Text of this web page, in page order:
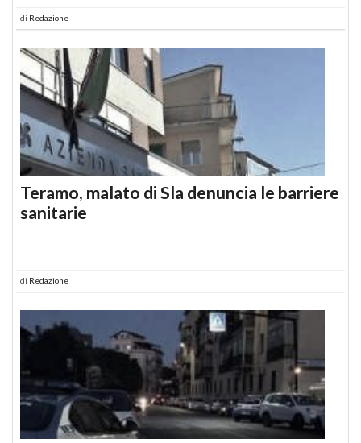
di Redazione
Teramo, malato di Sla denuncia le barriere
sanitarie
di Redazione